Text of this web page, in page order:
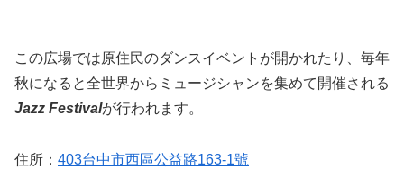
この広場では原住民のダンスイベントが開かれたり、毎年
秋になると全世界からミュージシャンを集めて開催される
Jazz Festivalが行われます。
住所： 403台中市西區公益路163-1號